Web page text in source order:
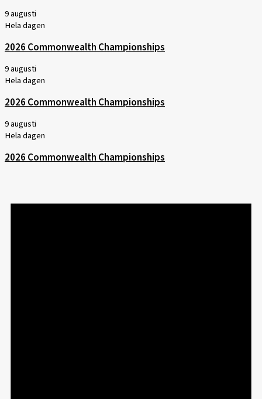
9 augusti
Hela dagen
2026 Commonwealth Championships
9 augusti
Hela dagen
2026 Commonwealth Championships
9 augusti
Hela dagen
2026 Commonwealth Championships